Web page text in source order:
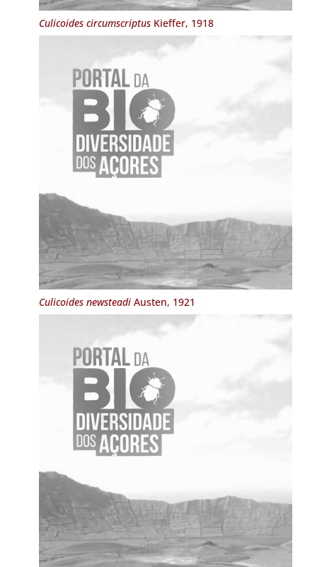
Culicoides circumscriptusKieffer, 1918
Culicoides newsteadiAusten, 1921